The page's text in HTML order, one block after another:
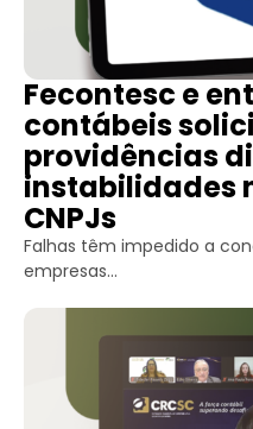
Fecontesc e
contábeis
providências
instabilidades
CNPJs
Falhas têm impedido a
empresas...